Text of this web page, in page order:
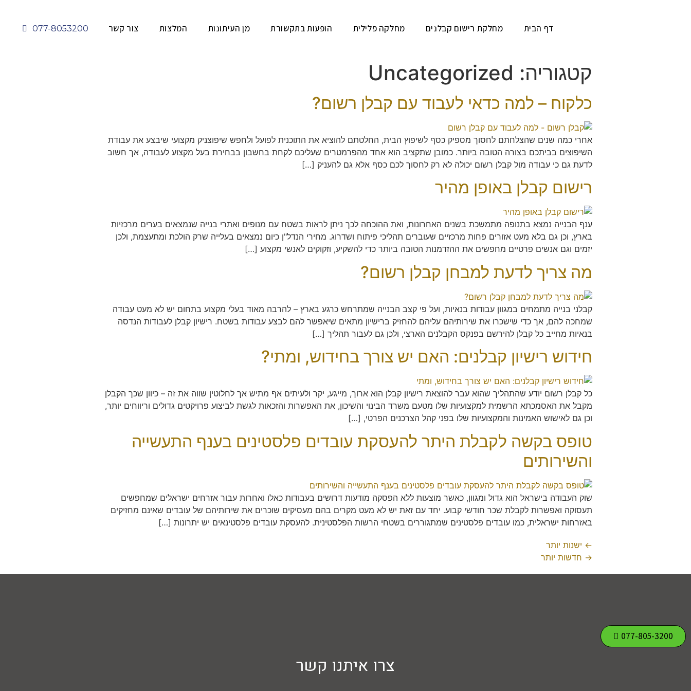
דף הבית מחלקת רישום קבלנים מחלקה פלילית הופעות בתקשורת מן העיתונות המלצות צור קשר 077-8053200
קטגוריה: Uncategorized
כלקוח – למה כדאי לעבוד עם קבלן רשום?
אחרי כמה שנים שהצלחתם לחסוך מספיק כסף לשיפוץ הבית, החלטתם להוציא את התוכנית לפועל ולחפש שיפוצניק מקצועי שיבצע את עבודת
השיפוצים בביתכם בצורה הטובה ביותר. כמובן שתקציב הוא אחד מהפרמטרים שעליכם לקחת בחשבון בבחירת בעל מקצוע לעבודה, אך חשוב
לדעת גם כי עבודה מול קבלן רשום יכולה לא רק לחסוך לכם כסף אלא גם להעניק […]
רישום קבלן באופן מהיר
ענף הבנייה נמצא בתנופה מתמשכת בשנים האחרונות, ואת ההוכחה לכך ניתן לראות בשטח עם מנופים ואתרי בנייה שנמצאים בערים מרכזיות
בארץ, וכן גם בלא מעט אזורים פחות מרכזיים שעוברים תהליכי פיתוח ושדרוג. מחירי הנדל"ן כיום נמצאים בעלייה שרק הולכת ומתעצמת, ולכן
יזמים וגם אנשים פרטיים מחפשים את ההזדמנות הטובה ביותר כדי להשקיע, וזקוקים לאנשי מקצוע […]
מה צריך לדעת למבחן קבלן רשום?
קבלני בנייה מתמחים במגוון עבודות בנאיות, ועל פי קצב הבנייה שמתרחש כרגע בארץ – להרבה מאוד בעלי מקצוע בתחום יש לא מעט עבודה
שמחכה להם, אך כדי שישכרו את שירותיהם עליהם להחזיק ברישיון מתאים שיאפשר להם לבצע עבודות בשטח. רישיון קבלן לעבודות הנדסה
בנאיות מחייב כל קבלן להירשם בפנקס הקבלנים הארצי, ולכן גם לעבור תהליך […]
חידוש רישיון קבלנים: האם יש צורך בחידוש, ומתי?
כל קבלן רשום יודע שהתהליך שהוא עבר להוצאת רישיון קבלן הוא ארוך, מייגע, יקר ולעיתים אף מתיש אך לחלוטין שווה את זה – כיוון שכך הקבלן
מקבל את האסמכתא הרשמית למקצועיות שלו מטעם משרד הבינוי והשיכון, את האפשרות והזכאות לגשת לביצוע פרויקטים גדולים וריווחים יותר,
וכן גם לאישוש האמינות והמקצועיות שלו בפני קהל הצרכנים הפרטי, […]
טופס בקשה לקבלת היתר להעסקת עובדים פלסטינים בענף התעשייה
והשירותים
שוק העבודה בישראל הוא גדול ומגוון, כאשר מוצעות ללא הפסקה מודעות דרושים בעבודות כאלו ואחרות עבור אזרחים ישראלים שמחפשים
תעסוקה ואפשרות לקבלת שכר חודשי קבוע. יחד עם זאת יש לא מעט מקרים בהם מעסיקים שוכרים את שירותיהם של עובדים שאינם מחזיקים
באזרחות ישראלית, כמו עובדים פלסטינים שמתגוררים בשטחי הרשות הפלסטינית. להעסקת עובדים פלסטינאים יש יתרונות […]
← ישנות יותר
→ חדשות יותר
077-805-3200
צרו איתנו קשר